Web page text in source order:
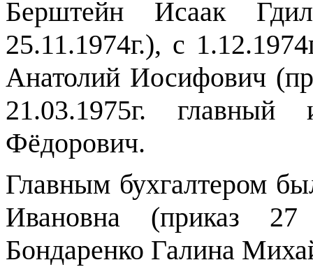
Берштейн Исаак
25.11.1974г.), с
Анатолий Иосифович
21.03.1975г.
Фёдорович.
Главным бухгалтером
Ивановна (приказ
Бондаренко Галина